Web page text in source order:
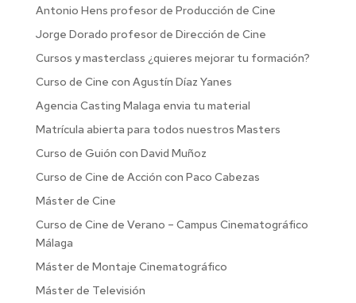
Antonio Hens profesor de Producción de Cine
Jorge Dorado profesor de Dirección de Cine
Cursos y masterclass ¿quieres mejorar tu formación?
Curso de Cine con Agustín Díaz Yanes
Agencia Casting Malaga envia tu material
Matrícula abierta para todos nuestros Masters
Curso de Guión con David Muñoz
Curso de Cine de Acción con Paco Cabezas
Máster de Cine
Curso de Cine de Verano – Campus Cinematográfico
Málaga
Máster de Montaje Cinematográfico
Máster de Televisión